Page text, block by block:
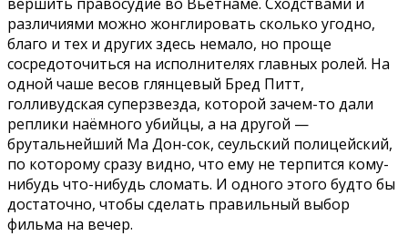
различиями можно жонглировать сколько угодно,
благо и тех и других здесь немало, но проще
сосредоточиться на исполнителях главных ролей. На
одной чаше весов глянцевый Бред Питт,
голливудская суперзвезда, которой зачем-то дали
реплики наёмного убийцы, а на другой —
брутальнейший Ма Дон-сок, сеульский полицейский,
по которому сразу видно, что ему не терпится кому-
нибудь что-нибудь сломать. И одного этого будто бы
достаточно, чтобы сделать правильный выбор
фильма на вечер.